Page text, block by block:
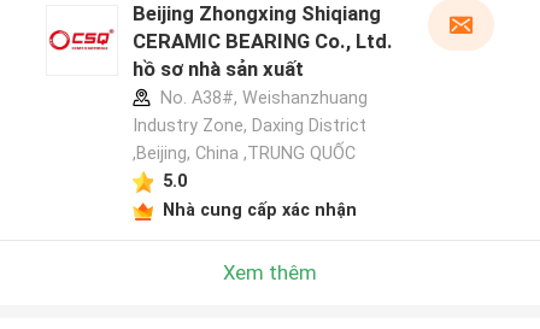
Beijing Zhongxing Shiqiang
CERAMIC BEARING Co., Ltd.
hồ sơ nhà sản xuất
No. A38#, Weishanzhuang
Industry Zone, Daxing District
,Beijing, China ,TRUNG QUỐC
5.0
Nhà cung cấp xác nhận
Xem thêm